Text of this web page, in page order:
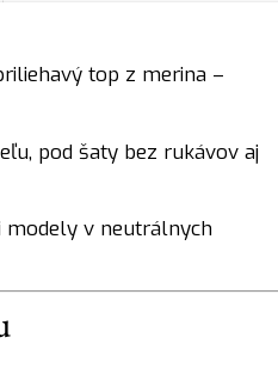
top z merina –
pod šaty bez rukávov aj
modely v neutrálnych